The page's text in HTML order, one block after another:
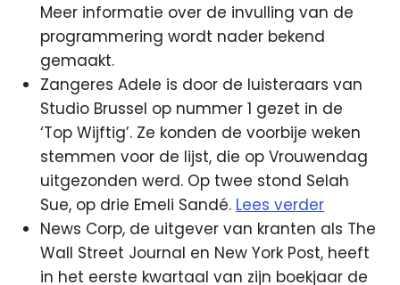
Meer informatie over de invulling van de
programmering wordt nader bekend
gemaakt.
Zangeres Adele is door de luisteraars van
Studio Brussel op nummer 1 gezet in de
‘Top Wijftig’. Ze konden de voorbije weken
stemmen voor de lijst, die op Vrouwendag
uitgezonden werd. Op twee stond Selah
Sue, op drie Emeli Sandé. Lees verder
News Corp, de uitgever van kranten als The
Wall Street Journal en New York Post, heeft
in het eerste kwartaal van zijn boekjaar de